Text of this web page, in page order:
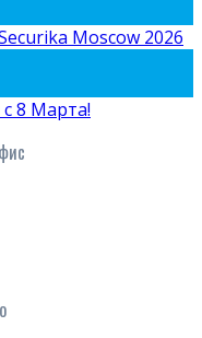
Moscow 2026
8 Марта!